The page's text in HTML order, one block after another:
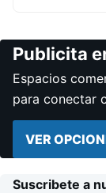
Publicita
Espacios
para conectar
VER
Suscribete a